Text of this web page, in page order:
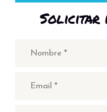
Solicitar